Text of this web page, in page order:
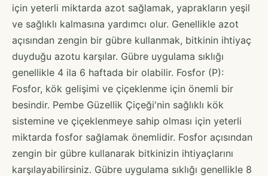
için yeterli miktarda azot sağlamak, yaprakların yeşil
ve sağlıklı kalmasına yardımcı olur. Genellikle azot
açısından zengin bir gübre kullanmak, bitkinin ihtiyaç
duyduğu azotu karşılar. Gübre uygulama sıklığı
genellikle 4 ila 6 haftada bir olabilir. Fosfor (P):
Fosfor, kök gelişimi ve çiçeklenme için önemli bir
besindir. Pembe Güzellik Çiçeği'nin sağlıklı kök
sistemine ve çiçeklenmeye sahip olması için yeterli
miktarda fosfor sağlamak önemlidir. Fosfor açısından
zengin bir gübre kullanarak bitkinizin ihtiyaçlarını
karşılayabilirsiniz. Gübre uygulama sıklığı genellikle 8